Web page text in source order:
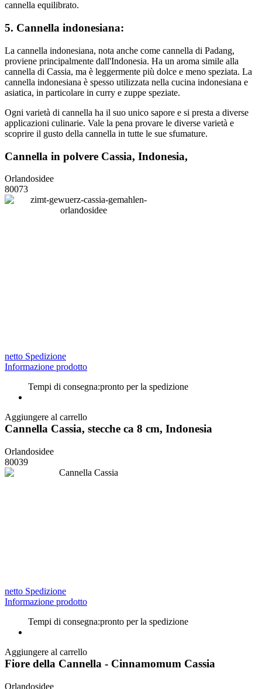
cannella equilibrato.
5. Cannella indonesiana:
La cannella indonesiana, nota anche come cannella di Padang,
proviene principalmente dall'Indonesia. Ha un aroma simile alla
cannella di Cassia, ma è leggermente più dolce e meno speziata. La
cannella indonesiana è spesso utilizzata nella cucina indonesiana e
asiatica, in particolare in curry e zuppe speziate.
Ogni varietà di cannella ha il suo unico sapore e si presta a diverse
applicazioni culinarie. Vale la pena provare le diverse varietà e
scoprire il gusto della cannella in tutte le sue sfumature.
Cannella in polvere Cassia, Indonesia,
Orlandosidee
80073
netto Spedizione
Informazione prodotto
Tempi di consegna:pronto per la spedizione
Aggiungere al carrello
Cannella Cassia, stecche ca 8 cm, Indonesia
Orlandosidee
80039
netto Spedizione
Informazione prodotto
Tempi di consegna:pronto per la spedizione
Aggiungere al carrello
Fiore della Cannella - Cinnamomum Cassia
Orlandosidee